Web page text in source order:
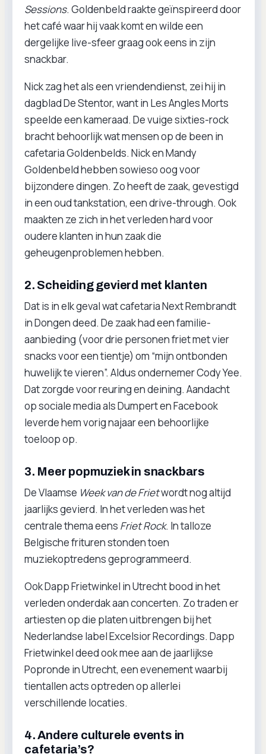
Sessions. Goldenbeld raakte geïnspireerd door
het café waar hij vaak komt en wilde een
dergelijke live-sfeer graag ook eens in zijn
snackbar.
Nick zag het als een vriendendienst, zei hij in
dagblad De Stentor, want in Les Angles Morts
speelde een kameraad. De vuige sixties-rock
bracht behoorlijk wat mensen op de been in
cafetaria Goldenbelds. Nick en Mandy
Goldenbeld hebben sowieso oog voor
bijzondere dingen. Zo heeft de zaak, gevestigd
in een oud tankstation, een drive-through. Ook
maakten ze zich in het verleden hard voor
oudere klanten in hun zaak die
geheugenproblemen hebben.
2. Scheiding gevierd met klanten
Dat is in elk geval wat cafetaria Next Rembrandt
in Dongen deed. De zaak had een familie-
aanbieding (voor drie personen friet met vier
snacks voor een tientje) om “mijn ontbonden
huwelijk te vieren”. Aldus ondernemer Cody Yee.
Dat zorgde voor reuring en deining. Aandacht
op sociale media als Dumpert en Facebook
leverde hem vorig najaar een behoorlijke
toeloop op.
3. Meer popmuziek in snackbars
De Vlaamse Week van de Frietwordt nog altijd
jaarlijks gevierd. In het verleden was het
centrale thema eens Friet Rock. In talloze
Belgische frituren stonden toen
muziekoptredens geprogrammeerd.
Ook Dapp Frietwinkel in Utrecht bood in het
verleden onderdak aan concerten. Zo traden er
artiesten op die platen uitbrengen bij het
Nederlandse label Excelsior Recordings. Dapp
Frietwinkel deed ook mee aan de jaarlijkse
Popronde in Utrecht, een evenement waarbij
tientallen acts optreden op allerlei
verschillende locaties.
4. Andere culturele events in
cafetaria’s?